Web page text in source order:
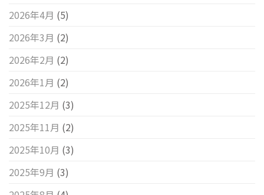
2026年4月 (5)
2026年3月 (2)
2026年2月 (2)
2026年1月 (2)
2025年12月 (3)
2025年11月 (2)
2025年10月 (3)
2025年9月 (3)